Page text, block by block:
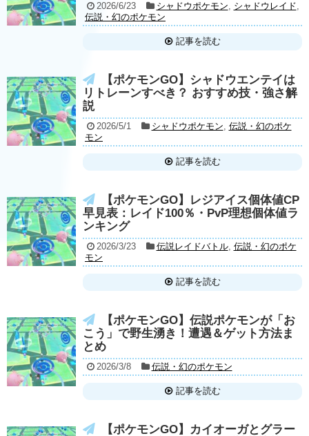
2026/6/23 シャドウポケモン, シャドウレイド,
伝説・幻のポケモン
記事を読む
【ポケモンGO】シャドウエンテイは
リトレーンすべき？ おすすめ技・強さ解
説
2026/5/1 シャドウポケモン, 伝説・幻のポケ
モン
記事を読む
【ポケモンGO】レジアイス個体値CP
早見表：レイド100％・PvP理想個体値ラ
ンキング
2026/3/23 伝説レイドバトル, 伝説・幻のポケ
モン
記事を読む
【ポケモンGO】伝説ポケモンが「お
こう」で野生湧き！遭遇＆ゲット方法ま
とめ
2026/3/8 伝説・幻のポケモン
記事を読む
【ポケモンGO】カイオーガとグラー